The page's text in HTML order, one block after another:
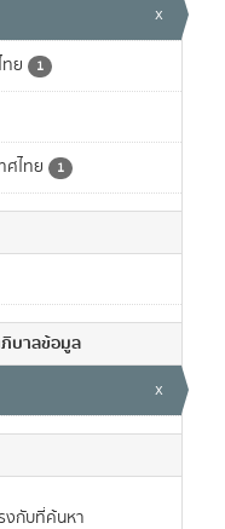
x
ทย 1
ศไทย 1
บาลข้อมูล
x
งกับที่ค้นหา